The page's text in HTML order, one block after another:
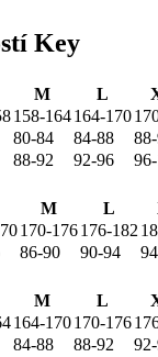
Key
M L
158-164164-170
80-84 84-88
88-92 92-96
M L
170-176176-182
86-90 90-94
M L
164-170170-176
84-88 88-92